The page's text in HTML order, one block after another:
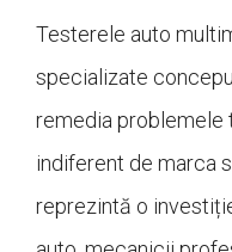
Testerele auto
specializate
remedia problemele
indiferent de marca
reprezintă o